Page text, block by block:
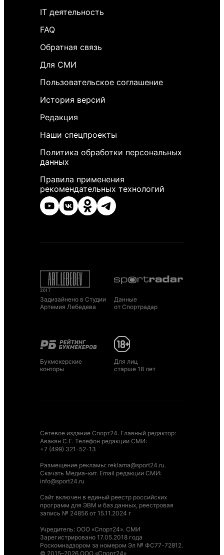
IT деятельность
FAQ
Обратная связь
Для СМИ
Пользовательское соглашение
История версий
Редакция
Наши спецпроекты
Политика обработки персональных
данных
Правила применения
рекомендательных технологий
Задизайнено в Студии
Артемия Лебедева
Данные
от Спортрадар
Букмекерские
конторы
Для лиц
старше 18 лет
Сетевое издание Спорт24. Главный редактор:
Авакян С.Г. Телефон редакции СМИ:
+7 (499) 321-52-13
Размещение рекламы: reklama@sport24.ru.
Скачать Медиа-кит. Email редакции СМИ:
info@sport24.ru
Сайт включен в единый реестр российских
программ для ЭВМ и баз данных, реестровая
запись № 24856 от 15.11.2024 г
Учредитель: ООО «Спорт24». СМИ
Зарегистрировано 17.05.2018 года
Роскомнадзором за номером Эл № ФС77-72812.
© 2015–2026 ООО «Спорт24»